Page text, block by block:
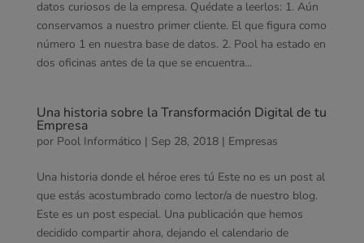
datos curiosos de la empresa. Quédate a leerlos: 1. Aún
conservamos a nuestro primer cliente. El que figura como
número 1 en nuestra base de datos. 2. Pool ha estado en
dos oficinas antes de la que se encuentra...
Una historia sobre la Transformación Digital de tu
Empresa
por Pool Informático | Sep 28, 2018| Empresas
Una historia donde el héroe eres tú Este no es un post al
que estás acostumbrado como lector/a de nuestro blog.
Este es un post especial. Una publicación que hemos
decidido compartir ahora, dejando el calendario de